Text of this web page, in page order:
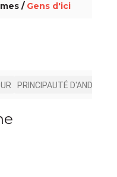
/ Gens d'ici
PRINCIPAUTÉ D'ANDORRE